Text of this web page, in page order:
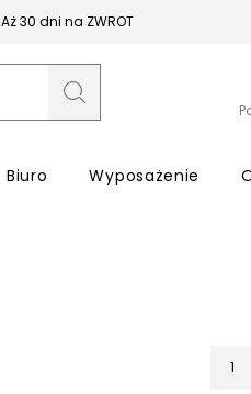
Aż 30 dni na ZWROT
Biuro Wyposażenie
1